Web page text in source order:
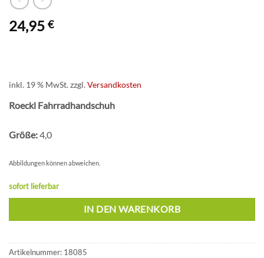
24,95 €
inkl. 19 % MwSt.zzgl.Versandkosten
Roeckl Fahrradhandschuh
Größe:4,0
Abbildungen können abweichen.
sofort lieferbar
IN DEN WARENKORB
Artikelnummer: 18085